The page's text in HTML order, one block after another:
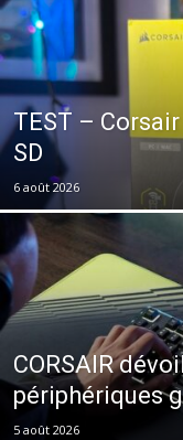
TEST –
SD
6 août 2026
CORSAIR
périphériques
5 août 2026